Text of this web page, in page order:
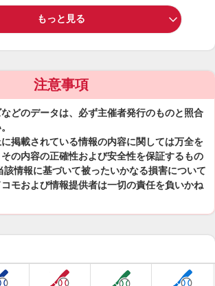
もっと見る
注意事項
どのデータは、必ず主催者発行のものと照合
掲載されている情報の内容に関しては万全を
の内容の正確性および安全性を保証するもの
該情報に基づいて被ったいかなる損害について
モおよび情報提供者は一切の責任を負いかね